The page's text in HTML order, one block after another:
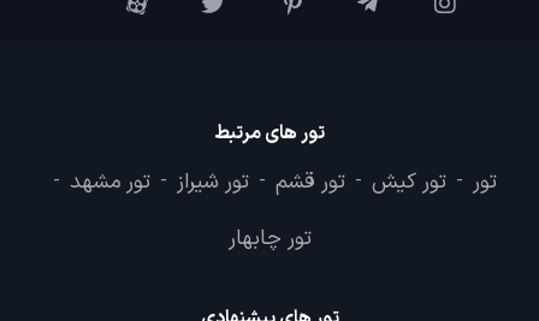
تور های مرتبط
تور - تور کیش - تور قشم - تور شیراز - تور مشهد -
تور چابهار